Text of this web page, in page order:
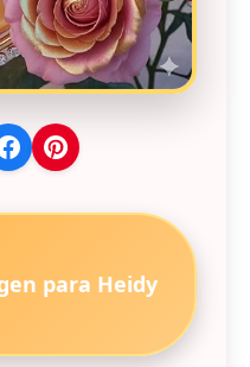
para Heidy